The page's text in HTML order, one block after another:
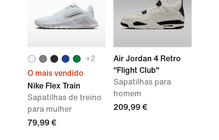
+2
O mais vendido
Nike Flex Train
Sapatilhas de treino
para mulher
79,99 €
Air Jordan 4 Retro
"Flight Club"
Sapatilhas para
homem
209,99 €